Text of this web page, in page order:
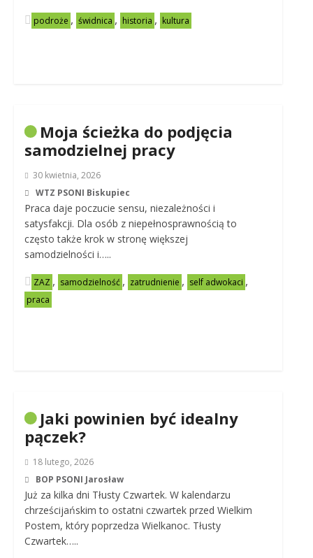
podroże , świdnica , historia , kultura
Moja ścieżka do podjęcia
samodzielnej pracy
30 kwietnia, 2026
WTZ PSONI Biskupiec
Praca daje poczucie sensu, niezależności i
satysfakcji. Dla osób z niepełnosprawnością to
często także krok w stronę większej
samodzielności i…..
ZAZ , samodzielność , zatrudnienie , self adwokaci ,
praca
Jaki powinien być idealny
pączek?
18 lutego, 2026
BOP PSONI Jarosław
Już za kilka dni Tłusty Czwartek. W kalendarzu
chrześcijańskim to ostatni czwartek przed Wielkim
Postem, który poprzedza Wielkanoc. Tłusty
Czwartek…..